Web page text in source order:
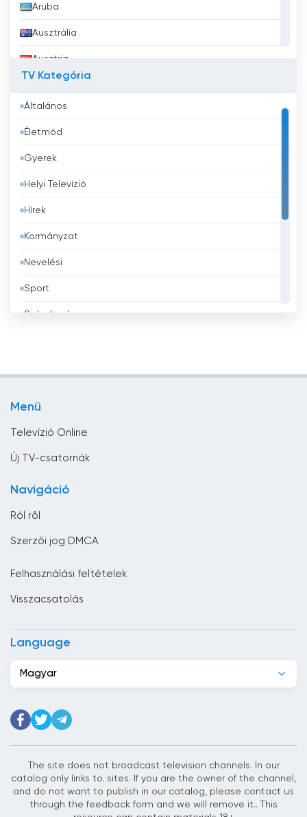
Aruba
Ausztrália
Ausztria
Bahrein
Banglades
Barbados
Belgium
Belize
Benin
Bhután
Bolívia
Dél-afrikai Köztársaság
Egyesült Arab Emírségek
Egyiptom
Elefántcsontpart
Észtország
TV Kategória
Általános
Életmód
Gyerek
Helyi Televízió
Hírek
Kormányzat
Nevelési
Sport
Szórakozás
Menü
Televízió Online
Új TV-csatornák
Navigáció
Ról ről
Szerzői jog DMCA
Felhasználási feltételek
Visszacsatolás
Language
Magyar
The site does not broadcast television channels. In our
catalog only links to. sites. If you are the owner of the channel,
and do not want to publish in our catalog, please contact us
through the feedback form and we will remove it.. This